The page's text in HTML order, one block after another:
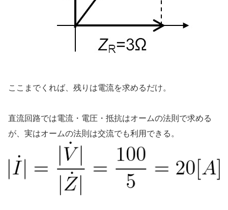
ここまでくれば、残りは電流を求めるだけ。
直流回路では電流・電圧・抵抗はオームの法則で求める
が、実はオームの法則は交流でも利用できる。